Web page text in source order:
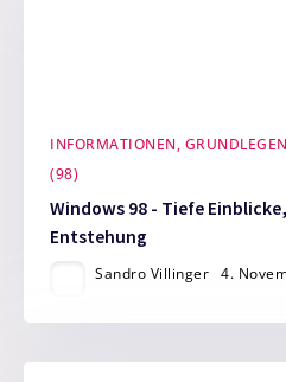
INFORMATIONEN,
(98)
Windows 98 - Tiefe
Entstehung
Sandro Villinger 4.